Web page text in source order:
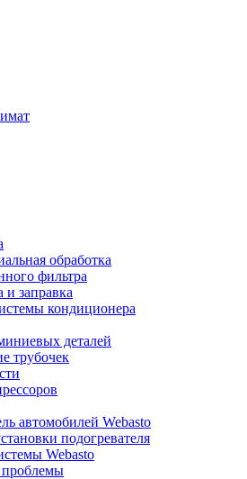
обработка
фильтра
и заправка
кондиционера
деталей
трубочек
автомобилей Webasto
подогревателя
Webasto
проблемы